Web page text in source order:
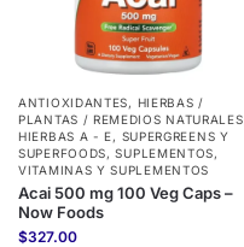
ANTIOXIDANTES, HIERBAS /
PLANTAS / REMEDIOS NATURALES
HIERBAS A - E, SUPERGREENS Y
SUPERFOODS,SUPLEMENTOS,
VITAMINAS Y SUPLEMENTOS
Acai 500 mg 100 Veg Caps –
Now Foods
$327.00